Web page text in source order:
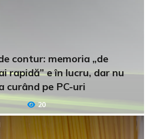
contur: memoria „de
rapidă” e în lucru, dar nu
curând pe PC-uri
20